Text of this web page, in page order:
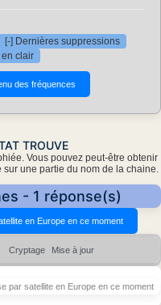
[-] Dernières suppressions
clair
TROUVE
Vous pouvez peut-être obtenir
une partie du nom de la chaine.
- 1 réponse(s)
Cryptage Mise à jour
par satellite en Europe en ce moment